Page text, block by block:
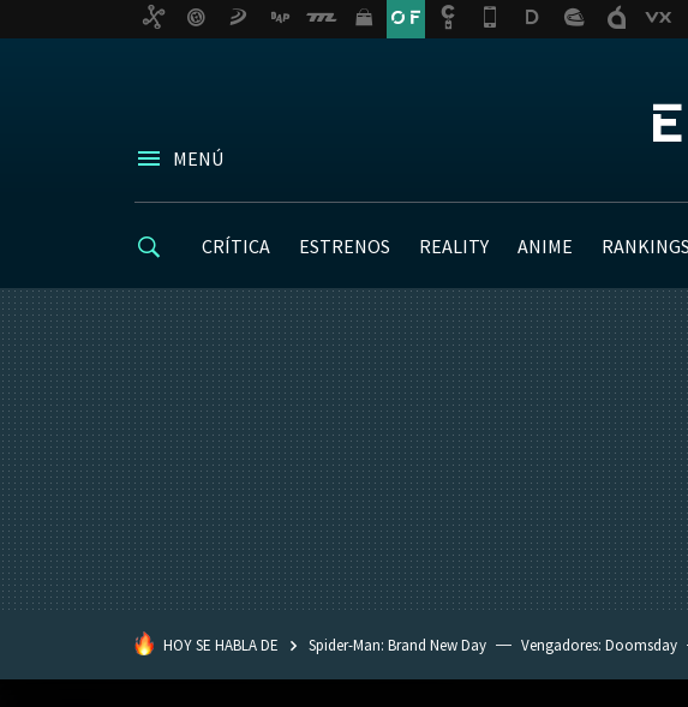
MENÚ
CRÍTICA ESTRENOS REALITY ANIME
HOY SE HABLA DE Spider-Man: Brand New Day Vengadores: Doomsday